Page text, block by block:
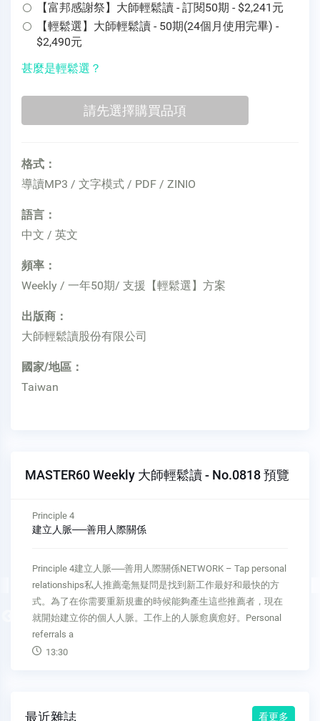
【富邦感謝祭】大師輕鬆讀 - 訂閱50期 - $2,241元
【輕鬆選】大師輕鬆讀 - 50期(24個月使用完畢) -
$2,490元
甚麼是輕鬆選？
格式：
導讀MP3 / 文字模式 / PDF / ZINIO
語言：
中文 / 英文
頻率：
Weekly / 一年50期/ 支援【輕鬆選】方案
出版商：
大師輕鬆讀股份有限公司
國家/地區：
Taiwan
MASTER60 Weekly 大師輕鬆讀 - No.0818 預覽
Previous
Principle 5
精通求職──愈來愈會找工作
Principle 5精通求職──愈來愈會找工作ACE JOB SEARCH –
Build greater expertise想要掌握找工作的技巧，最好的方法就
是今天就開始申請工作。愈早進入遊戲，你就愈有機會贏得勝
利。付出努力，每天進行求職申請。你不申請的工作，你當然
百分百得不到。The best
11:52
最近雜誌 看更多